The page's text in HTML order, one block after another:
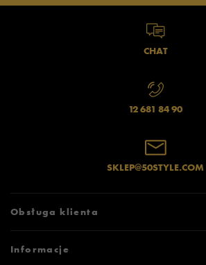
CHAT
12 681 84 90
SKLEP@50STYLE.COM
Obsługa klienta
Zwroty i reklamacje
Informacje